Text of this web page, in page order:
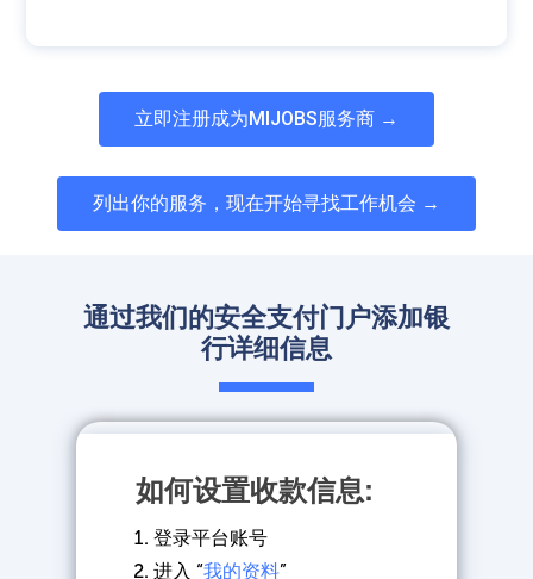
立即注册成为MIJOBS服务商 →
列出你的服务，现在开始寻找工作机会 →
通过我们的安全支付门户添加银
行详细信息
如何设置收款信息:
登录平台账号
进入 “我的资料”